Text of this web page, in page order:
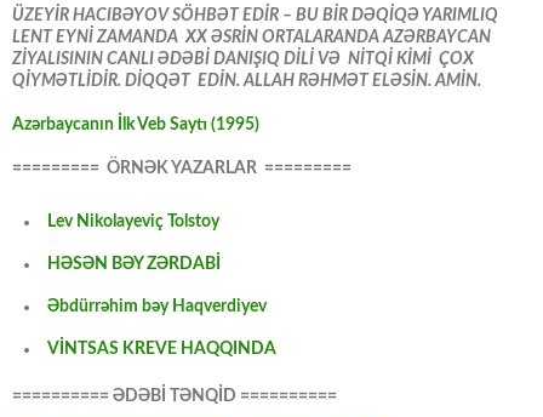
ÜZEYİR HACIBƏYOV SÖHBƏT EDİR – BU BİR DƏQİQƏ YARIMLIQ
LENT EYNİ ZAMANDA XX ƏSRİN ORTALARANDA AZƏRBAYCAN
ZİYALISININ CANLI ƏDƏBİ DANIŞIQ DİLİ VƏ NİTQİ KİMİ ÇOX
QİYMƏTLİDİR. DİQQƏT EDİN. ALLAH RƏHMƏT ELƏSİN. AMİN.
Azərbaycanın İlk Veb Saytı (1995)
========= ÖRNƏK YAZARLAR =========
Lev Nikolayeviç Tolstoy
HƏSƏN BƏY ZƏRDABİ
Əbdürrəhim bəy Haqverdiyev
VİNTSAS KREVE HAQQINDA
========== ƏDƏBİ TƏNQİD ==========